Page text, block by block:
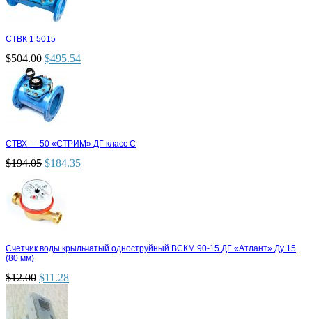
СТВК 1 5015
$504.00 $495.54
СТВХ — 50 «СТРИМ» ДГ класс С
$194.05 $184.35
Счетчик воды крыльчатый одноструйный ВСКМ 90-15 ДГ «Атлант» Ду 15
(80 мм)
$12.00 $11.28